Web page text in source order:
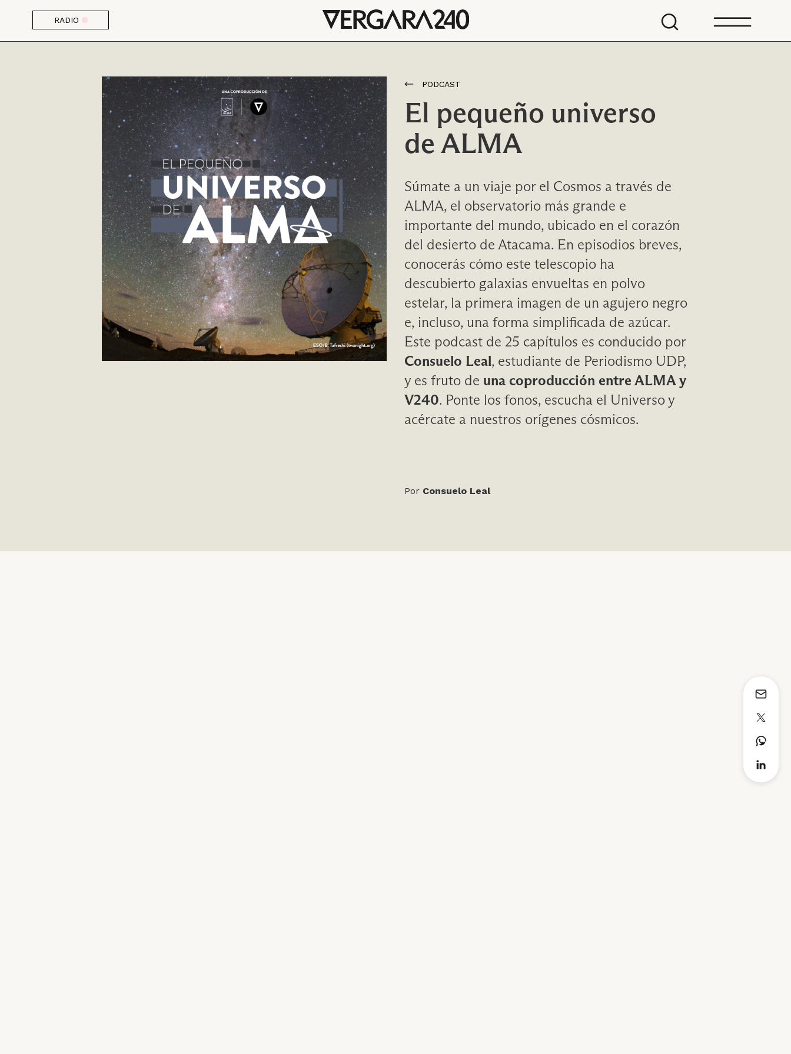
RADIO
PODCAST
El pequeño universo
de ALMA
Súmate a un viaje por el Cosmos a través de
ALMA, el observatorio más grande e
importante del mundo, ubicado en el corazón
del desierto de Atacama. En episodios breves,
conocerás cómo este telescopio ha
descubierto galaxias envueltas en polvo
estelar, la primera imagen de un agujero negro
e, incluso, una forma simplificada de azúcar.
Este podcast de 25 capítulos es conducido por
Consuelo Leal, estudiante de Periodismo UDP,
y es fruto de una coproducción entre ALMA y
V240. Ponte los fonos, escucha el Universo y
acércate a nuestros orígenes cósmicos.
Por Consuelo Leal